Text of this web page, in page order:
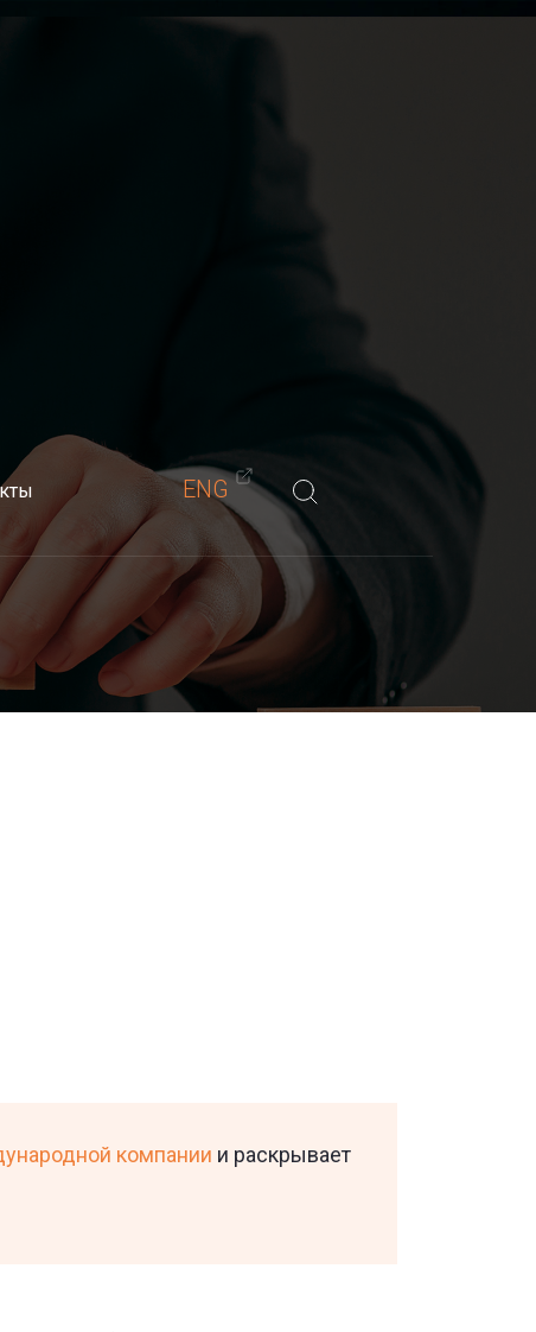
МатериалыОбучениеБлогКонтакты
ENG
компании и раскрывает